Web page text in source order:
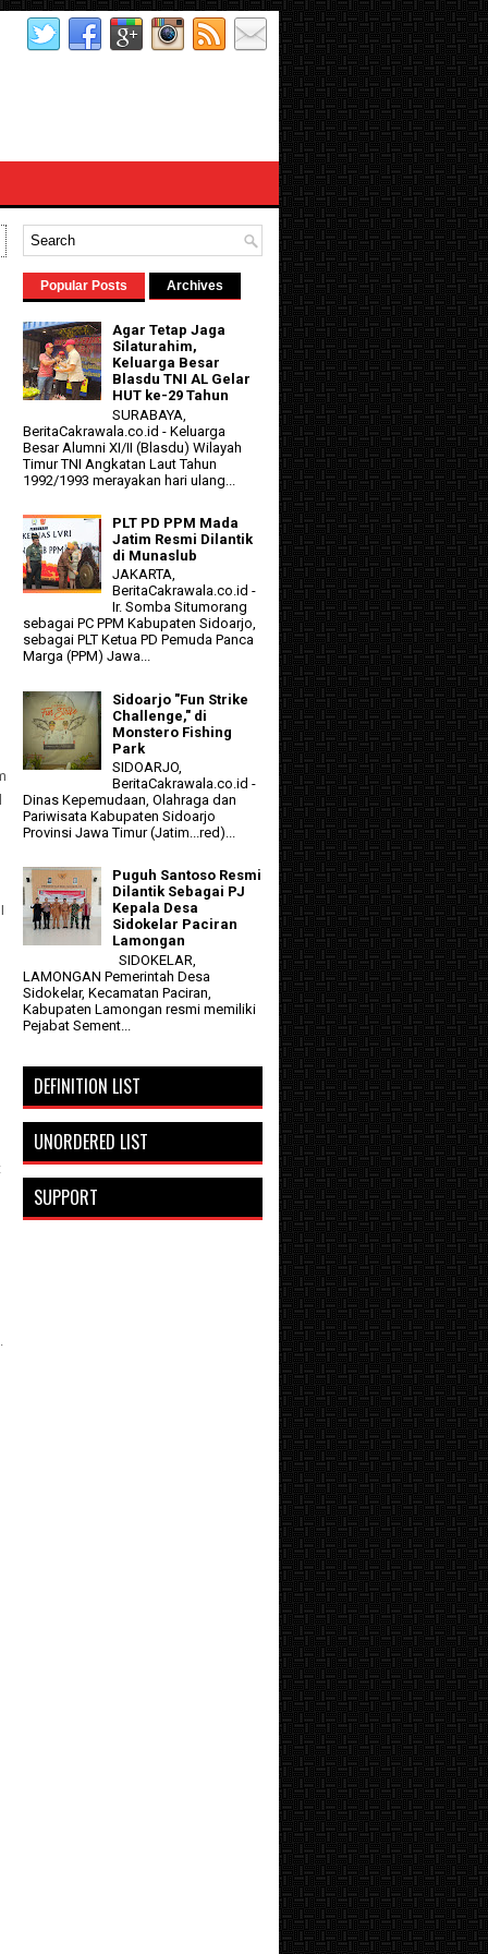
Popular Posts Archives
Agar Tetap Jaga
Silaturahim,
Keluarga Besar
Blasdu TNI AL Gelar
HUT ke-29 Tahun
SURABAYA,
BeritaCakrawala.co.id - Keluarga
Besar Alumni XI/II (Blasdu) Wilayah
Timur TNI Angkatan Laut Tahun
1992/1993 merayakan hari ulang...
PLT PD PPM Mada
Jatim Resmi Dilantik
di Munaslub
JAKARTA,
BeritaCakrawala.co.id -
Ir. Somba Situmorang
sebagai PC PPM Kabupaten Sidoarjo,
sebagai PLT Ketua PD Pemuda Panca
Marga (PPM) Jawa...
Sidoarjo "Fun Strike
Challenge," di
Monstero Fishing
Park
SIDOARJO,
BeritaCakrawala.co.id -
Dinas Kepemudaan, Olahraga dan
Pariwisata Kabupaten Sidoarjo
Provinsi Jawa Timur (Jatim...red)...
Puguh Santoso Resmi
Dilantik Sebagai PJ
Kepala Desa
Sidokelar Paciran
Lamongan
SIDOKELAR,
LAMONGAN Pemerintah Desa
Sidokelar, Kecamatan Paciran,
Kabupaten Lamongan resmi memiliki
Pejabat Sement...
DEFINITION LIST
UNORDERED LIST
SUPPORT